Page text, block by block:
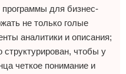
для бизнес-
не только голые
аналитики и описания;
структурирован, чтобы у
четкое понимание и